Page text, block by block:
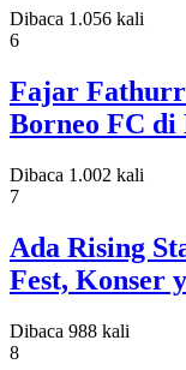
Dibaca 1.056 kali
6
Fajar
Borneo FC di
Dibaca 1.002 kali
7
Ada Rising
Fest, Konser
Dibaca 988 kali
8